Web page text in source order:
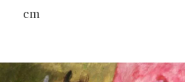
cm